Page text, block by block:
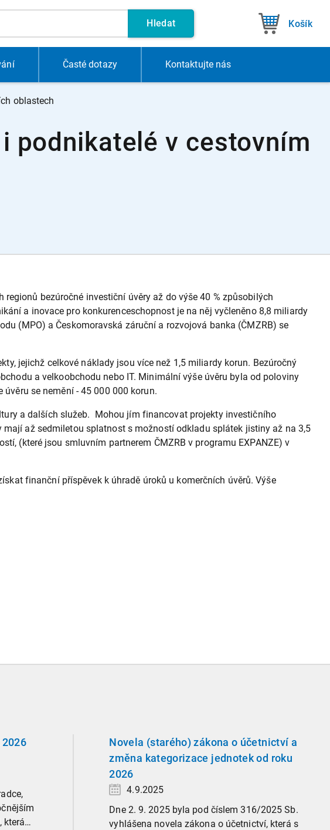
Hledat Košík
Časté dotazy Kontaktujte nás
oblastech
podnikatelé v cestovním
bezúročné investiční úvěry až do výše 40 % způsobilých
a inovace pro konkurenceschopnost je na něj vyčleněno 8,8 miliardy
(MPO) a Českomoravská záruční a rozvojová banka (ČMZRB) se
jejichž celkové náklady jsou více než 1,5 miliardy korun. Bezúročný
a velkoobchodu nebo IT. Minimální výše úvěru byla od poloviny
se nemění - 45 000 000 korun.
a dalších služeb. Mohou jím financovat projekty investičního
až sedmiletou splatnost s možností odkladu splátek jistiny až na 3,5
(které jsou smluvním partnerem ČMZRB v programu EXPANZE) v
finanční příspěvek k úhradě úroků u komerčních úvěrů. Výše
která
Novela (starého) zákona o účetnictví a
změna kategorizace jednotek od roku
2026
4.9.2025
Dne 2. 9. 2025 byla pod číslem 316/2025 Sb.
vyhlášena novela zákona o účetnictví, která s